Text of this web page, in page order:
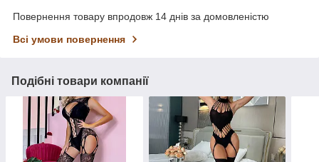
Повернення товару впродовж 14 днів за домовленістю
Всі умови повернення
Подібні товари компанії